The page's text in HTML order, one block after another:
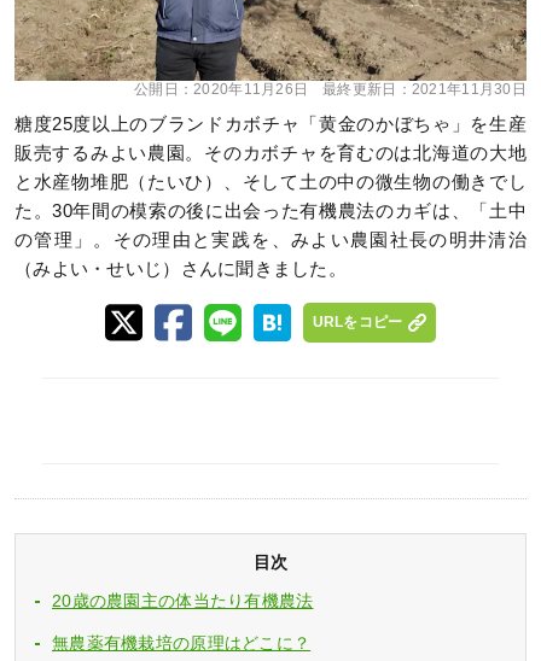
公開日：2020年11月26日 最終更新日： 2021年11月30日
糖度25度以上のブランドカボチャ「黄金のかぼちゃ」を生産
販売するみよい農園。そのカボチャを育むのは北海道の大地
と水産物堆肥（たいひ）、そして土の中の微生物の働きでし
た。30年間の模索の後に出会った有機農法のカギは、「土中
の管理」。その理由と実践を、みよい農園社長の明井清治
（みよい・せいじ）さんに聞きました。
URLをコピー
目次
20歳の農園主の体当たり有機農法
無農薬有機栽培の原理はどこに？